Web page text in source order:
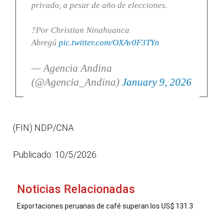
privado, a pesar de año de elecciones.
?Por Christian Ninahuanca
Abregú pic.twitter.com/OXAv0F3TYn
— Agencia Andina
(@Agencia_Andina) January 9, 2026
(FIN) NDP/CNA
Publicado: 10/5/2026
Noticias Relacionadas
Exportaciones peruanas de café superan los US$ 131.3